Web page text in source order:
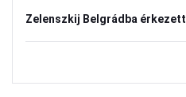
Zelenszkij Belgrádba érkezett